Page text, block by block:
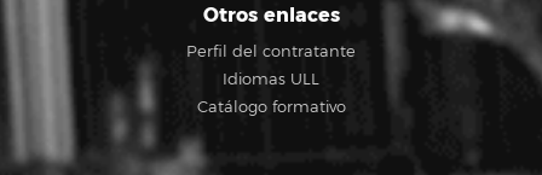
Otros enlaces
Perfil del contratante
Idiomas ULL
Catálogo formativo